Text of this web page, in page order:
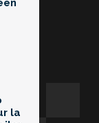
la